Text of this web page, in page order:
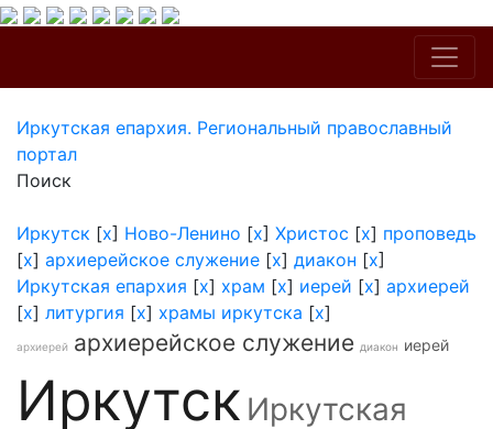
Иркутская епархия. Региональный православный
портал
Поиск
Иркутск [x] Ново-Ленино [x] Христос [x] проповедь
[x] архиерейское служение [x] диакон [x]
Иркутская епархия [x] храм [x] иерей [x] архиерей
[x] литургия [x] храмы иркутска [x]
архиерей архиерейское служение диакон иерей
Иркутск Иркутская